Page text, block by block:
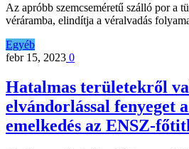
Az apróbb szemcseméretű szálló por a
véráramba, elindítja a véralvadás
Egyéb
febr 15, 2023 0
Hatalmas területekről
elvándorlással fenyeget
emelkedés az ENSZ-